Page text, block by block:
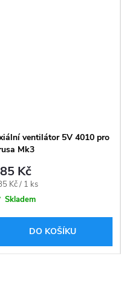
ventilátor 5V 4010 pro
Mk3
Kč
Kč / 1 ks
Skladem
DO KOŠÍKU